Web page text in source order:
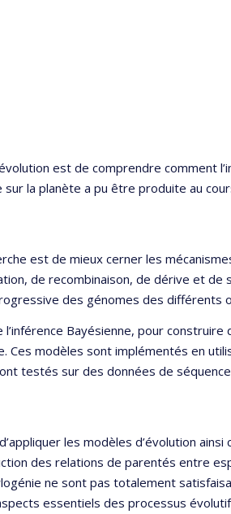
est de comprendre comment
la planète a pu être produite au
est de mieux cerner les
de recombinaison, de dérive et de
des génomes des différents
Bayésienne, pour construire
Ces modèles sont implémentés en
testés sur des données de
les modèles d’évolution ainsi
des relations de parentés entre
ne sont pas totalement
essentiels des processus